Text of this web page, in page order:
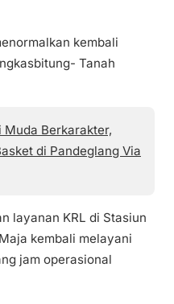
kembali
Tanah
Muda Berkarakter,
di Pandeglang Via
layanan KRL di Stasiun
kembali melayani
jam operasional